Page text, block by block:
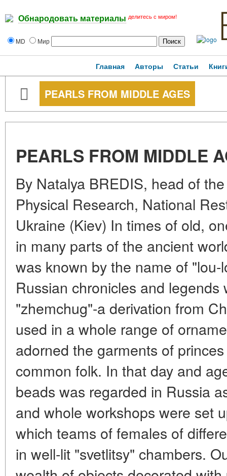
Обнародовать материалы делитесь с миром!
MD Мир
Главная Авторы Статьи
PEARLS FROM MIDDLE AGES
PEARLS FROM MIDDLE
By Natalya BREDIS, head of
Physical Research, National
Ukraine (Kiev) In times of old,
in many parts of the ancient
was known by the name of
Russian chronicles and legends
"zhemchug"-a derivation from
used in a whole range of
adorned the garments of
common folk. In that day and
beads was regarded in Russia
and whole workshops were set
which teams of females of
in well-lit "svetlitsy" chambers.